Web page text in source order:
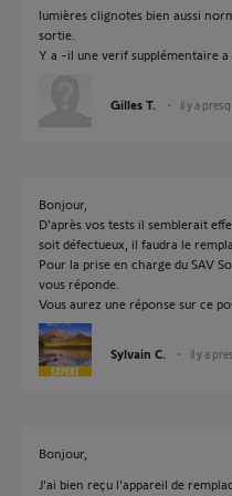
lumières clignotes bien aussi
sortie.
Y a -il une verif supplémentaire a
Gilles T. il y a
Bonjour,
D'après vos tests il semblerait
soit défectueux, il faudra le
Pour la prise en charge du SAV
vous réponde.
Vous aurez une réponse sur ce
Sylvain C. il y a
Bonjour,
J'ai bien reçu l'appareil de